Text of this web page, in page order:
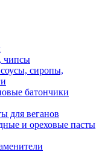
чипсы
сиропы,
батончики
для веганов
и ореховые пасты